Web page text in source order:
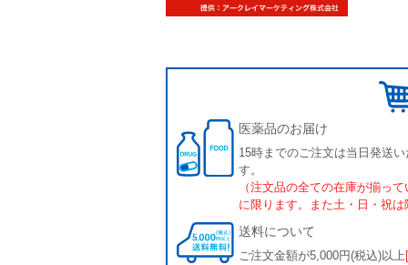
医薬品のお届け
15時までのご注文は当日発送
す。
（注文品の全ての在庫が揃っ
に限ります。また土・日・祝は
送料について
ご注文金額が5,000円(税込)以上